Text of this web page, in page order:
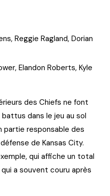
Reggie Ragland, Dorian
Elandon Roberts, Kyle
des Chiefs ne font
dans le jeu au sol
responsable des
de Kansas City.
qui affiche un total
a souvent couru après